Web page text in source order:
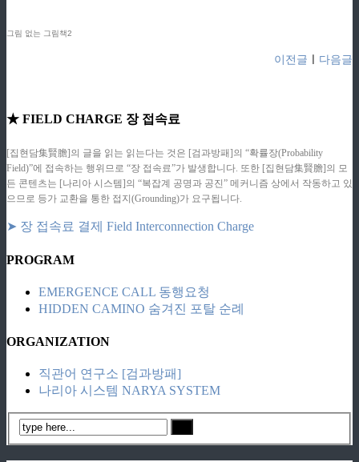
그림 없는 그림책2
이전글 다음글
★ FIELD CHARGE 장 접속료
[집현담集賢膽]의 글을 읽는 읽는다는 것은 [검과방패]의 “확률장(Probability
Field)”에 접속하는 행위므로 “장 접속료”가 발생합니다. 또한 [집현담集賢膽]의 모
든 콘텐츠는 [나리아 시스템]의 “복잡계 공명과 공진” 메커니즘 상에서 작동하고 있
으므로 등가 교환을 통한 접지(Grounding)가 요구됩니다.
➤ 장 접속료 결제 Field Interconnection Charge
PROGRAM
EMERGENCE CALL 동행요청
HIDDEN CAMINO 숨겨진 포탈 순례
ORGANIZATION
직관어 연구소 [검과방패]
나리아 시스템 NARYA SYSTEM